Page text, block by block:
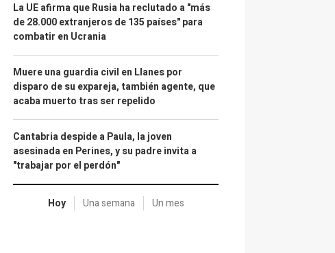
La UE afirma que Rusia ha reclutado a "más
de 28.000 extranjeros de 135 países" para
combatir en Ucrania
Muere una guardia civil en Llanes por
disparo de su expareja, también agente, que
acaba muerto tras ser repelido
Cantabria despide a Paula, la joven
asesinada en Perines, y su padre invita a
"trabajar por el perdón"
Hoy Una semana Un mes